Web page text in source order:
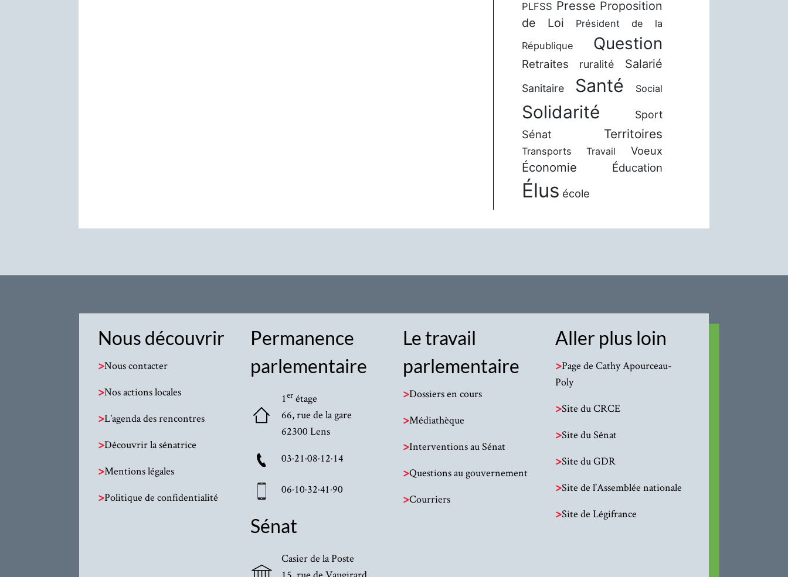
PLFSS Presse Proposition
de Loi
Président de la
République
Question
Retraites ruralité Salarié
Sanitaire Santé Social
Solidarité Sport
Sénat Territoires
Transports Travail Voeux
Économie Éducation
Élus école
Nous découvrir
>Nous contacter
>Nos actions locales
>L'agenda des rencontres
>Découvrir la sénatrice
>Mentions légales
>Politique de confidentialité
Permanence
parlementaire
1er étage
66, rue de la gare
62300 Lens
03·21·08·12·14
06·10·32·41·90
Sénat
Casier de la Poste
Le travail
parlementaire
>Dossiers en cours
>Médiathèque
>Interventions au Sénat
>Questions au gouvernement
>Courriers
Aller plus loin
>Page de Cathy Apourceau-
Poly
>Site du CRCE
>Site du Sénat
>Site du GDR
>Site de l'Assemblée nationale
>Site de Légifrance